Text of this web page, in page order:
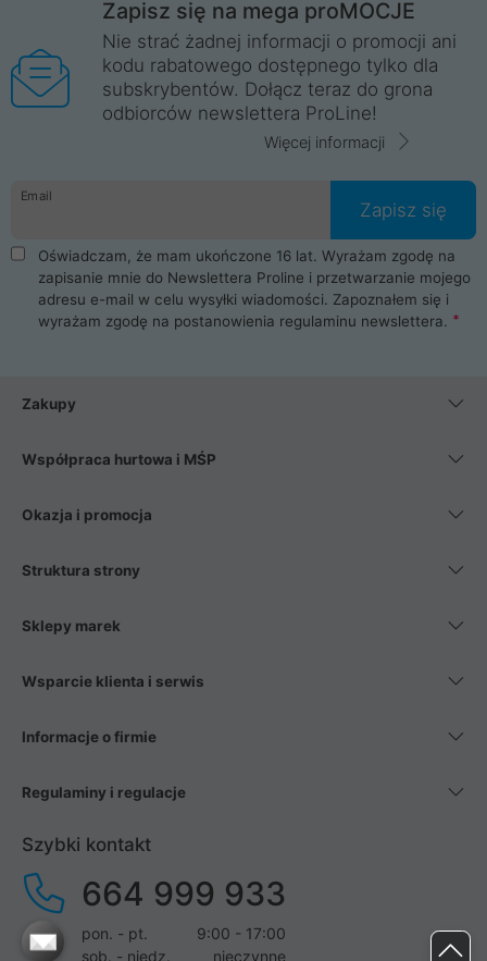
Zapisz się na mega proMOCJE
Nie strać żadnej informacji o promocji ani
kodu rabatowego dostępnego tylko dla
subskrybentów. Dołącz teraz do grona
odbiorców newslettera ProLine!
Więcej informacji
Email
Zapisz się
Oświadczam, że mam ukończone 16 lat. Wyrażam zgodę na
zapisanie mnie do Newslettera Proline i przetwarzanie mojego
adresu e-mail w celu wysyłki wiadomości. Zapoznałem się i
wyrażam zgodę na postanowienia regulaminu newslettera.
Zakupy
Współpraca hurtowa i MŚP
Okazja i promocja
Struktura strony
Sklepy marek
Wsparcie klienta i serwis
Informacje o firmie
Regulaminy i regulacje
Szybki kontakt
664 999 933
pon. - pt.
9:00 - 17:00
sob. - niedz.
nieczynne